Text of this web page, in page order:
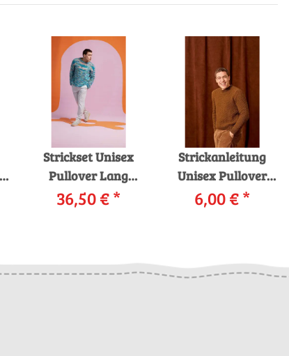
Strickset Unisex
Pullover Lang
Yarns Muse
DUNCAN mit
36,50 €*
Strickanleitung
Unisex Pullover
282_32 LANGYARNS
Yak MATTEO als
6,00 €*